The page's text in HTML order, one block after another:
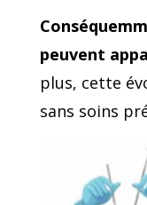
peuvent
plus, cette
sans soins